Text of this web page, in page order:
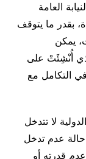
العامة
بقدر ما يتوقف
يمكن
أُنْشِئَتْ على
في التكامل مع
لا تتدخل
حالة عدم تدخل
قدرته أو